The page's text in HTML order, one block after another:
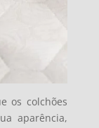
os colchões
aparência,